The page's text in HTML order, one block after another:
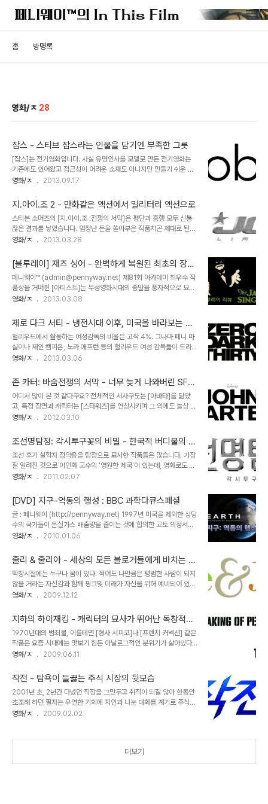
홈 방명록
영화/ㅈ 28
잡스 - 스티브 잡스라는 인물을 담기엔 부족한 그릇
[잡스]는 전기영화입니다. 사실 유명인사를 모델로 만든 전기영화는
기존에도 있어왔고 접근성이 어려운 소재도 아니지만 만들기 쉬운 장
르는 아닙니다. 이미 존재하는 사실에 대해 흥미본위의 허구성을 가해
기 때문이죠. 따라서 허구와 사실을 저울질하는 방법이 성공의 관건이
라고 볼 수 있습니다. 흥행과 비평 모두 성공을 거둔 대표적인 예로 [소
셜 네트워크]를 들 수 있는데, 아론 소킨의 각본을 데이빗 핀쳐가 연출
한 이 작품은 페이스북의 창시자 마크 주커버그의 이야기를 철저하게
허구적 입장에서 구축해 나갑니다. 이 작품에서 추구하는 방향은 정확
들 사이에서 벌어지는 배신과 암투의 드라마를..
영화/ㅈ 2013.09.17
지.아이.조 2 - 만화같은 액션에서 밀리터리 액션으로
스티븐 소머즈의 [지.아이.조 :전쟁의 서막]은 평단과 흥행 모두 신통
찮은 결과를 낳았습니다. 엄청난 돈을 쏟아부은 작품치곤 제대로 된
CG도 보여주지 못했고 다양한 캐릭터를 작품속에 녹여내는데에도 실
건 바로 이병헌일겁니다. 사실 비나 박중훈, 박준형, 장동건, 배두나 등
많은 한국 배우들이 헐리우드로 진출했지만 누구하나 성공적인 정착
을 한 배우는 아직 없습니다. 그나마 비는 자신이 타이틀롤까지 맡은
[닌자 어쌔씬]을 찍었지만 결과는 그리 좋지 않았죠. 반면에 영화내내
복면이나 쓰고 다니며 그저 그런 동양인1에 지나지 않을거라 예상했던
내며 [지.아이.조: 전쟁의 서막]에서 가..
영화/ㅈ 2013.03.28
[블루레이] 재즈 싱어 - 완벽하게 복원된 최초의 장편
유성영화
페니웨이™ (admin@pennyway.net) 제81회 아카데미 최우수 작
품상을 거머쥔 [아티스트]는 무성영화시대의 종말을 풍자적으로 묘사
한 작품으로서 유성영화의 등장이 무성영화 배우들에게 있어서 얼마
다. 사실 뤼미에르 형제가 선보인 시네마토그래프는 일종의 이미지 기
록장치였기 때문에 영화에서 음성을 입힌다는 건 당시의 기술로선 생
각하기 어려웠다. 물론 사운드가 별개로 사용되어 영화와 함께 오케스
트라가 음악을 연주하거나 변사가 해설을 통해 관객에게 내용을 전달
하는 식의 시도는 있어 왔지만 영상과 사운드의 기술적인 결합은 좀처
딪힌 영화산업은 침체일로에 놓였고 여러 회사들에..
영화/ㅈ 2013.03.08
제로 다크 서티 - 냉전시대 이후, 미국을 바라보는 냉
담한 시선
헐리우드에서 활동하는 여성감독의 비율은 고작 4%. 그나마 페니 마
샬이나 제인 캠피온, 노라 애프런 등의 헐리우드 여성 감독들이 드라마
나 혹은 멜로물 같은 보편적 장르에서 여성 특유의 섬세함을 장점으로
준히 한우물을 판 여장부가 있다. 바로 캐서린 비글로우다. 그녀의
1991년작 [폭풍속으로]는 20여년이 지난 지금까지도 액션영화의 상
위권에 랭크될 만큼 남자들의 세계를 남자보다 더 확실하게 이해할 줄
아는 연출가다. [스트레인지 데이즈]와 [웨이트 오브 워터], [K-19: 위
도우 메이커]의 연속 실패로 재기불능 상태에 빠진 것처럼 보였을 때
아카데미 시상식장에서 환호성을 질..
영화/ㅈ 2013.03.06
존 카터: 바숨전쟁의 서막 - 너무 늦게 나와버린 SF활
극의 원조
어디서 많이 본 것 같다구요? 전체적인 서사구도는 [아바타]를 닮았
고, 특정 장면과 캐릭터는 [스타워즈]를 연상시키며 그 외에도 늘상 보
아왔던 SF영화나 판타지물의 여기저기에서 따온 것 같은 장면들… 맞
들 영화들과 무척 닮아 있습니다. 사실 [존 카터: 바숨전쟁의 시작]의
원작인 에드거 라이스 버로스의 ‘화성의 공주’는 무려 1912년 작, 그러
니까 지금으로부터 딱 100년전에 탄생했습니다. 그러니 이후에 쏟아
진 SF장르물에 지대한 영향을 미친건 자명하지요. 오히려 앞서 언급
한 영화들과 닮지 않았다면 그게 더 이상합니다. 제임스 카메론은 [아
을 분명히 밝힌 바 있으니까..
영화/ㅈ 2012.03.10
조선명탐정: 각시투구꽃의 비밀 - 한국적 버디물의 발
견
조선 후기 실학자 정약용을 탐정으로 묘사한 작품들은 많습니다. 가장
잘 알려진 것으로 이인화 교수의 '영원한 제국'이 있는데, 영화로도 만
들어진 이 작품속에서 정약용은 이인몽과 함께 '금등지사'를 둘러싼 조
일]이나 [조선추리활극 정약용] 같은 TV시리즈에서도 정약용은 실용
주의 학자이기보다는 범죄수사관에 더 알맞은 인물로 묘사되고 있습
니다. 아마도 구습에 얽메인 조선시대에 이만큼 실용적이고 개혁적 성
향을 드러낸 인물이 전무했다는 방증이겠지요. 최근 흥행가두를 달리
고 있는 [조선명탐정: 각시투구꽃의 비밀] 역시 정약용을 전면에 내세
스런 폰트하며 어정쩡한 김명민의 분장이 영화를 보..
영화/ㅈ 2011.02.07
[DVD] 지구-역동의 행성 : BBC 과학다큐스페셜
글 : 페니웨이 (http://pennyway.net) 1997년 미국을 제외한 상당
수의 국가들이 온실가스 배출량을 줄이는 것에 합의한 교토 의정서는
유명무실한 협약이 되고 말았다. 북극의 얼음이 녹고 있고, 해수면은
다. 과학자들은 이제 시간이 얼마 남지 않았다고 목소리를 높히지만 각
나라들의 이익을 대변하는 온실가스 규제의 움직임은 그리 쉽게 해법
이 나타날 것 같지 않다. 얼마전 교토의정서를 대체할 새로운 기후변화
협약의 기초를 마련할 것으로 기대를 모은 덴마크 코펜하겐의 ‘유엔기
후변화협약(UNFCCC)'도 별다른 성과없이 막을 내렸다. 환경파괴
국간의 갈등은 회의 기간 내내 실마..
영화/ㅈ 2010.01.06
줄리 & 줄리아 - 세상의 모든 블로거들에게 바치는 희
망의 이야기
학창시절에는 누구나 꿈이 있다. 적어도 나만큼은 평범한 사람이 되지
않을 거라는 자신감과 함께 핑크빛 미래가 자신을 위해 예비되어 있는
듯한 착각에 빠지기도 한다. 하지만 앞날은 누구도 예측할 수 없다. 물
학창시절에 촉망받던 녀석이 사회에 나와 별볼일 없는 무채색의 인생
을 사는 경우도 허다하다. 나만해도 그렇다. 뭐 딱히 자랑은 아니지만
적어도 학창시절에는 잘나가던 때가 있었다. 적어도 서울의 상위권 대
학을 나와 나름 정해진 수순을 밟으며 안정적인 삶을 할거라고 여겨지
던 내가 정말 특별할 것없는 삶-박봉에 집,회사밖에 모르는 단조로운
같은 하루가 반복되는 것에 스스로..
영화/ㅈ 2009.12.12
지하의 하이재킹 - 캐릭터의 묘사가 뛰어난 독창적인
스릴러
1970년대의 범죄물, 이를테면 [형사 서피코]나 [프렌치 커넥션] 같은
작품은 요즘 시대에는 맛보기 힘든 아날로그적인 분위기가 살아있다.
어쩌면 그 당시 범죄물에서 영화로 표현할 수 있는 모든 미장센은 그
부산물을 얻고도 예전만한 흥미를 보여주지 못하는 오늘날의 헐리우
드 영화들을 보자면 더더욱 그런 생각이 든다. [지하의 하이재킹]은 비
록 우리나라 관객들에게는 그렇게 잘 알려진 작품은 아니지만 1970
년대에 가장 독창적인 범죄물 가운데 하나라고 감히 말할 수 있다. 존
고디의 원작소설을 각색한 이 작품은 일반적인 하이재킹이 비행기나
영화/ㅈ 2009.06.11
작전 - 탐욕이 들끓는 주식 시장의 뒷모습
2001년 초, 2년간 다녔던 직장을 그만두고 취직이 되질 않아 한동안
초조해 하던 필자는 우연한 기회에 지인과 나눈 대화를 계기로 주식이
란 것을 알게 되었고, 수식간에 클릭 한방으로도 최대 15%의 수익(하
당연히 필자도 예외는 아니었다. 값비싼 수업료를 치루고 나서야 개미
영화/ㅈ 2009.02.02
더보기